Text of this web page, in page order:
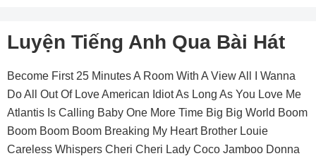
Luyện Tiếng Anh Qua Bài Hát
Become First 25 Minutes A Room With A View All I Wanna
Do All Out Of Love American Idiot As Long As You Love Me
Atlantis Is Calling Baby One More Time Big Big World Boom
Boom Boom Boom Breaking My Heart Brother Louie
Careless Whispers Cheri Cheri Lady Coco Jamboo Donna